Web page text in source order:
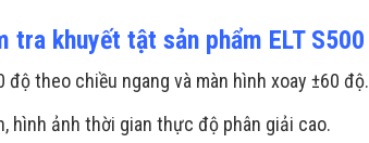
tra khuyết tật sản phẩm ELT S500
độ theo chiều ngang và màn hình xoay ±60 độ.
ảnh thời gian thực độ phân giải cao.